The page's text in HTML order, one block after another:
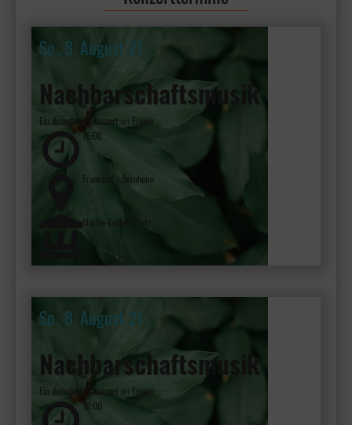
So., 8. August 21
Nachbarschaftsmusik
Ein dezentrales Konzert im Freien
16:00
Frankfurt - Bornheim
Martin-Luther-Platz
So., 8. August 21
Nachbarschaftsmusik
Ein dezentrales Konzert im Freien
18:00